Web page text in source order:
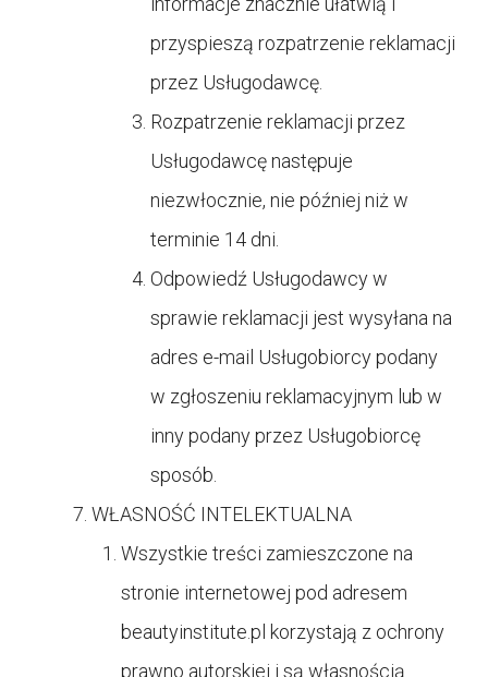
przyspieszą rozpatrzenie reklamacji
przez Usługodawcę.
Rozpatrzenie reklamacji przez
Usługodawcę następuje
niezwłocznie, nie później niż w
terminie 14 dni.
Odpowiedź Usługodawcy w
sprawie reklamacji jest wysyłana na
adres e-mail Usługobiorcy podany
w zgłoszeniu reklamacyjnym lub w
inny podany przez Usługobiorcę
sposób.
WŁASNOŚĆ INTELEKTUALNA
Wszystkie treści zamieszczone na
stronie internetowej pod adresem
beautyinstitute.pl korzystają z ochrony
prawno autorskiej i są własnością